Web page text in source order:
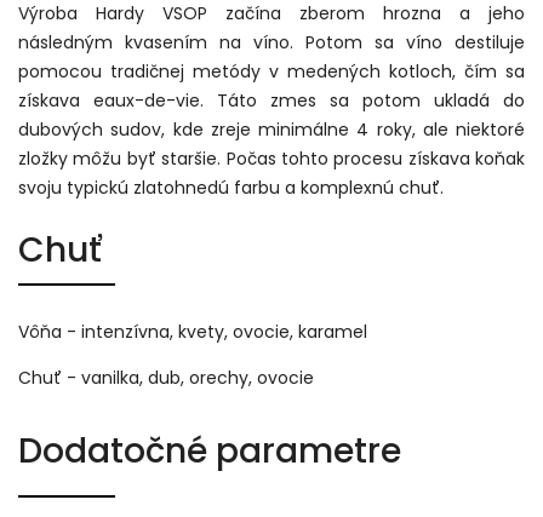
Výroba Hardy VSOP začína zberom hrozna a jeho
následným kvasením na víno. Potom sa víno destiluje
pomocou tradičnej metódy v medených kotloch, čím sa
získava eaux-de-vie. Táto zmes sa potom ukladá do
dubových sudov, kde zreje minimálne 4 roky, ale niektoré
zložky môžu byť staršie. Počas tohto procesu získava koňak
svoju typickú zlatohnedú farbu a komplexnú chuť.
Chuť
Vôňa - intenzívna, kvety, ovocie, karamel
Chuť - vanilka, dub, orechy, ovocie
Dodatočné parametre